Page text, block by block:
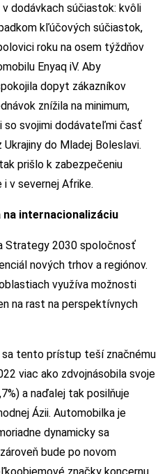
dodávkach súčiastok: kvôli
kľúčových súčiastok,
roku na osem týždňov
Enyaq iV. Aby
dopyt zákazníkov
znížila na minimum,
so svojimi dodávateľmi časť
do Mladej Boleslavi.
prišlo k zabezpečeniu
i v severnej Afrike.
na internacionalizáciu
Strategy 2030 spoločnosť
nových trhov a regiónov.
využíva možnosti
na rast na perspektívnych
tento prístup teší značnému
viac ako zdvojnásobila svoje
a naďalej tak posilňuje
Ázii. Automobilka je
dynamicky sa
bude po novom
značky koncernu